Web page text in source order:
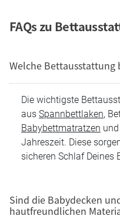
FAQs zu
Welche Bettausstattung
Die wichtigste
aus Spannbettlaken,
Babybettmatratzen und
Jahreszeit. Diese
sicheren Schlaf Deines
Sind die Babydecken
hautfreundlichen